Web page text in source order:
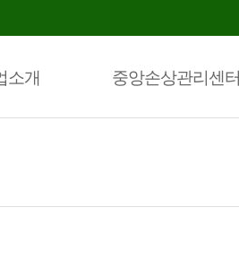
소개 중앙손상관리센터